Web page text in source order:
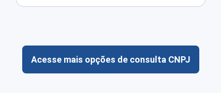
Acesse mais opções de consulta CNPJ